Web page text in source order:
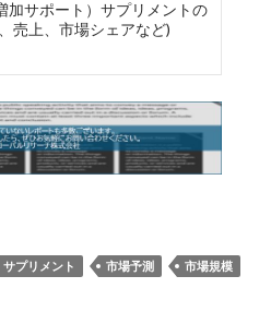
加サポート）サプリメントの
売上、市場シェアなど)
プリメント
市場予測 市場規模